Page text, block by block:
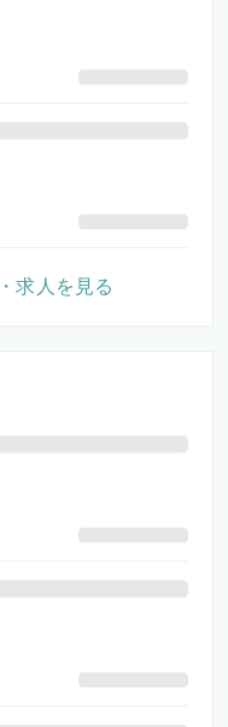
求人を見る